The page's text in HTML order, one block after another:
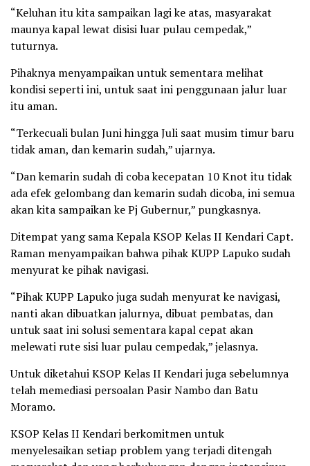
“Keluhan itu kita sampaikan lagi ke atas, masyarakat
maunya kapal lewat disisi luar pulau cempedak,”
tuturnya.
Pihaknya menyampaikan untuk sementara melihat
kondisi seperti ini, untuk saat ini penggunaan jalur luar
itu aman.
“Terkecuali bulan Juni hingga Juli saat musim timur baru
tidak aman, dan kemarin sudah,” ujarnya.
“Dan kemarin sudah di coba kecepatan 10 Knot itu tidak
ada efek gelombang dan kemarin sudah dicoba, ini semua
akan kita sampaikan ke Pj Gubernur,” pungkasnya.
Ditempat yang sama Kepala KSOP Kelas II Kendari Capt.
Raman menyampaikan bahwa pihak KUPP Lapuko sudah
menyurat ke pihak navigasi.
“Pihak KUPP Lapuko juga sudah menyurat ke navigasi,
nanti akan dibuatkan jalurnya, dibuat pembatas, dan
untuk saat ini solusi sementara kapal cepat akan
melewati rute sisi luar pulau cempedak,” jelasnya.
Untuk diketahui KSOP Kelas II Kendari juga sebelumnya
telah memediasi persoalan Pasir Nambo dan Batu
Moramo.
KSOP Kelas II Kendari berkomitmen untuk
menyelesaikan setiap problem yang terjadi ditengah